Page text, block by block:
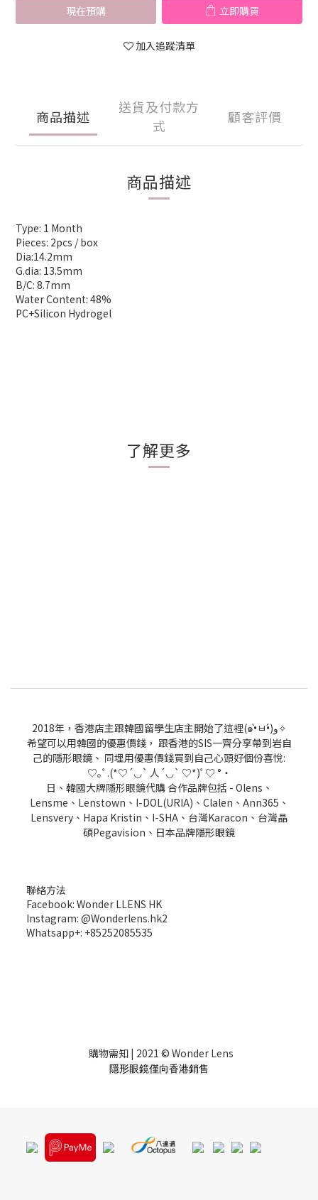
現在預購 立即購買
加入追蹤清單
商品描述
送貨及付款方
式
顧客評價
商品描述
Type: 1 Month
Pieces: 2pcs / box
Dia:14.2mm
G.dia: 13.5mm
B/C: 8.7mm
Water Content: 48%
PC+Silicon Hydrogel
了解更多
2018年，香港店主跟韓國留學生店主開始了這裡(๑•̀ㅂ•́)و✧
希望可以用韓國的優惠價錢， 跟香港的SIS一齊分享帶到岩自
己的隱形眼鏡、 同埋用優惠價錢買到自己心頭好個份喜悅:
♡｡ﾟ.(*♡´◡` 人´◡` ♡*)ﾟ♡ °・
日、韓國大牌隱形眼鏡代購 合作品牌包括 - Olens、
Lensme、Lenstown、I-DOL(URIA)、Clalen、Ann365、
Lensvery、Hapa Kristin、I-SHA、台灣Karacon、台灣晶
碩Pegavision、日本品牌隱形眼鏡
聯絡方法
Facebook: Wonder LLENS HK
Instagram: @Wonderlens.hk2
Whatsapp+: +85252085535
購物需知 | 2021 © Wonder Lens
隱形眼鏡僅向香港銷售